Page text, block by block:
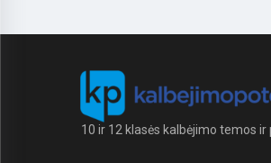
10 ir 12 klasės kalbėjimo temos ir